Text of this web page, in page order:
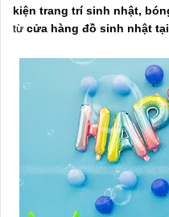
kiện trang trí sinh nhật,
từ cửa hàng đồ sinh nhật tại